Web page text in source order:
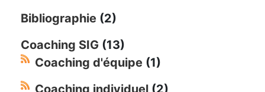
Bibliographie (2)
Coaching SIG (13)
Coaching d'équipe (1)